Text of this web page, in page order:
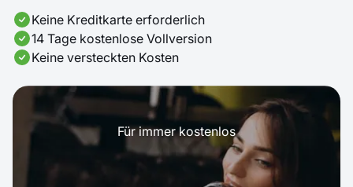
Keine Kreditkarte erforderlich
14 Tage kostenlose Vollversion
Keine versteckten Kosten
Für immer kostenlos